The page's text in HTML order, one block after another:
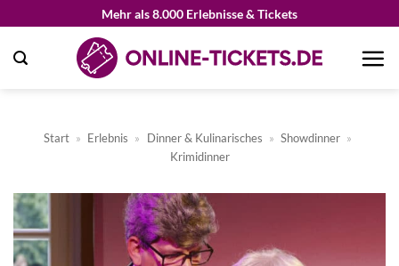
springen
Mehr als 8.000 Erlebnisse & Tickets
Start » Erlebnis » Dinner & Kulinarisches » Showdinner »
Krimidinner